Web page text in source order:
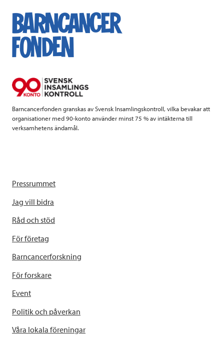
e
b
k
t
t
k
e
Barncancerfonden granskas av Svensk Insamlingskontroll, vilka bevakar att
organisationer med 90-konto använder minst 75 % av intäkterna till
verksamhetens ändamål.
Pressrummet
Jag vill bidra
Råd och stöd
För företag
Barncancerforskning
För forskare
Event
Politik och påverkan
Våra lokala föreningar